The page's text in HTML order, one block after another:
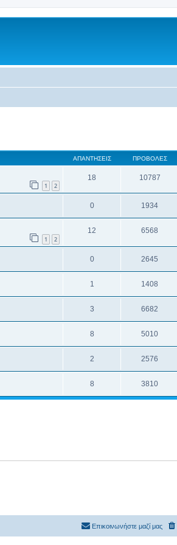
ΑΠΑΝΤΉΣΕΙΣ ΠΡΟΒΟΛΈΣ
1 2
18 10787
0 1934
1 2
12 6568
0 2645
1 1408
3 6682
8 5010
2 2576
8 3810
Επικοινωνήστε μαζί μας